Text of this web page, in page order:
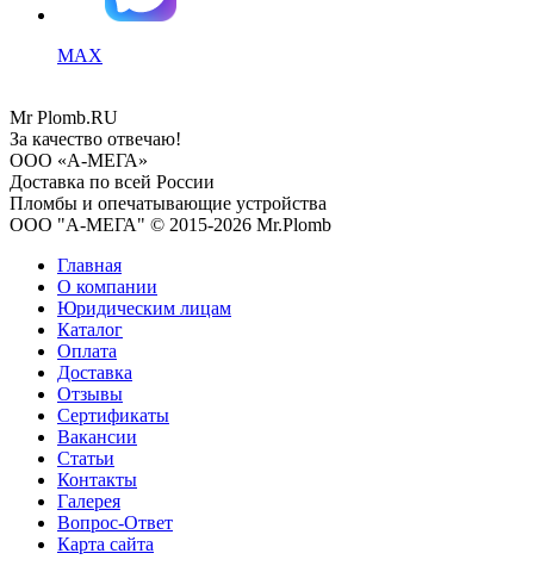
MAX
MrPlomb.RU
За качество отвечаю!
ООО «А-МЕГА»
Доставка по всей России
Пломбы и опечатывающие устройства
ООО "А-МЕГА" © 2015-2026 Mr.Plomb
Главная
О компании
Юридическим лицам
Каталог
Оплата
Доставка
Отзывы
Сертификаты
Вакансии
Статьи
Контакты
Галерея
Вопрос-Ответ
Карта сайта